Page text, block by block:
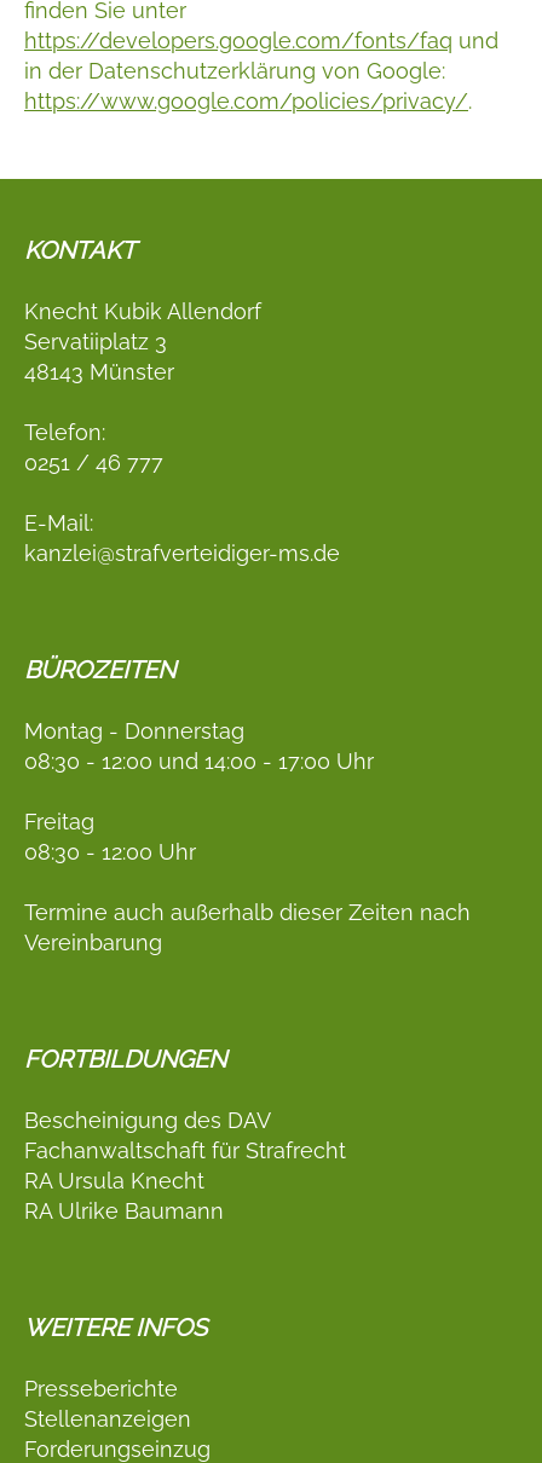
finden Sie unter
https://developers.google.com/fonts/faq und
in der Datenschutzerklärung von Google:
https://www.google.com/policies/privacy/.
KONTAKT
Knecht Kubik Allendorf
Servatiiplatz 3
48143 Münster
Telefon:
0251 / 46 777
E-Mail:
kanzlei@strafverteidiger-ms.de
BÜROZEITEN
Montag - Donnerstag
08:30 - 12:00 und 14:00 - 17:00 Uhr
Freitag
08:30 - 12:00 Uhr
Termine auch außerhalb dieser Zeiten nach
Vereinbarung
FORTBILDUNGEN
Bescheinigung des DAV
Fachanwaltschaft für Strafrecht
RA Ursula Knecht
RA Ulrike Baumann
WEITERE INFOS
Presseberichte
Stellenanzeigen
Forderungseinzug